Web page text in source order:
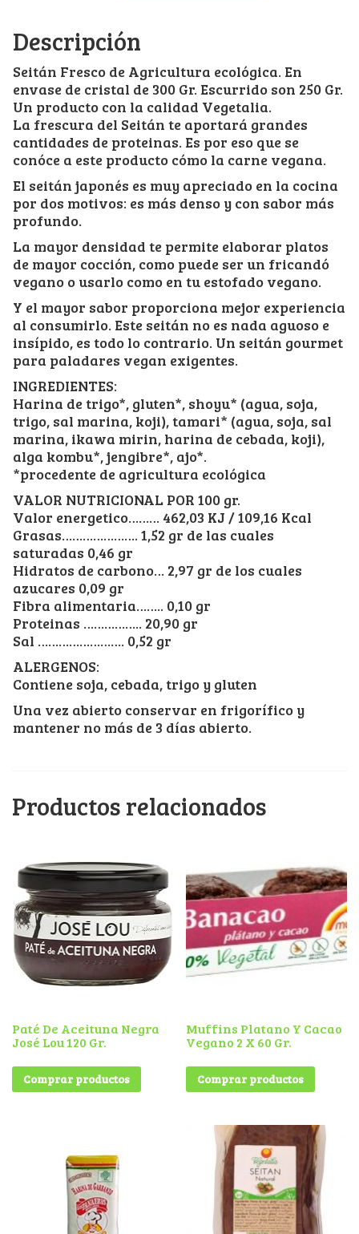
Descripción
Seitán Fresco de Agricultura ecológica. En
envase de cristal de 300 Gr. Escurrido son 250 Gr.
Un producto con la calidad Vegetalia.
La frescura del Seitán te aportará grandes
cantidades de proteinas. Es por eso que se
conóce a este producto cómo la carne vegana.
El seitán japonés es muy apreciado en la cocina
por dos motivos: es más denso y con sabor más
profundo.
La mayor densidad te permite elaborar platos
de mayor cocción, como puede ser un fricandó
vegano o usarlo como en tu estofado vegano.
Y el mayor sabor proporciona mejor experiencia
al consumirlo. Este seitán no es nada aguoso e
insípido, es todo lo contrario. Un seitán gourmet
para paladares vegan exigentes.
INGREDIENTES:
Harina de trigo*, gluten*, shoyu* (agua, soja,
trigo, sal marina, koji), tamari* (agua, soja, sal
marina, ikawa mirin, harina de cebada, koji),
alga kombu*, jengibre*, ajo*.
*procedente de agricultura ecológica
VALOR NUTRICIONAL POR 100 gr.
Valor energetico……… 462,03 KJ / 109,16 Kcal
Grasas…………………. 1,52 gr de las cuales
saturadas 0,46 gr
Hidratos de carbono… 2,97 gr de los cuales
azucares 0,09 gr
Fibra alimentaria…….. 0,10 gr
Proteinas …………….. 20,90 gr
Sal ……………………. 0,52 gr
ALERGENOS:
Contiene soja, cebada, trigo y gluten
Una vez abierto conservar en frigorífico y
mantener no más de 3 días abierto.
Productos relacionados
Paté De Aceituna Negra
José Lou 120 Gr.
Comprar productos
Muffins Platano Y Cacao
Vegano 2 X 60 Gr.
Comprar productos